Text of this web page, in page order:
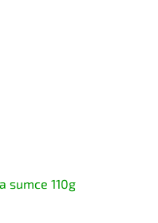
sumce 110g